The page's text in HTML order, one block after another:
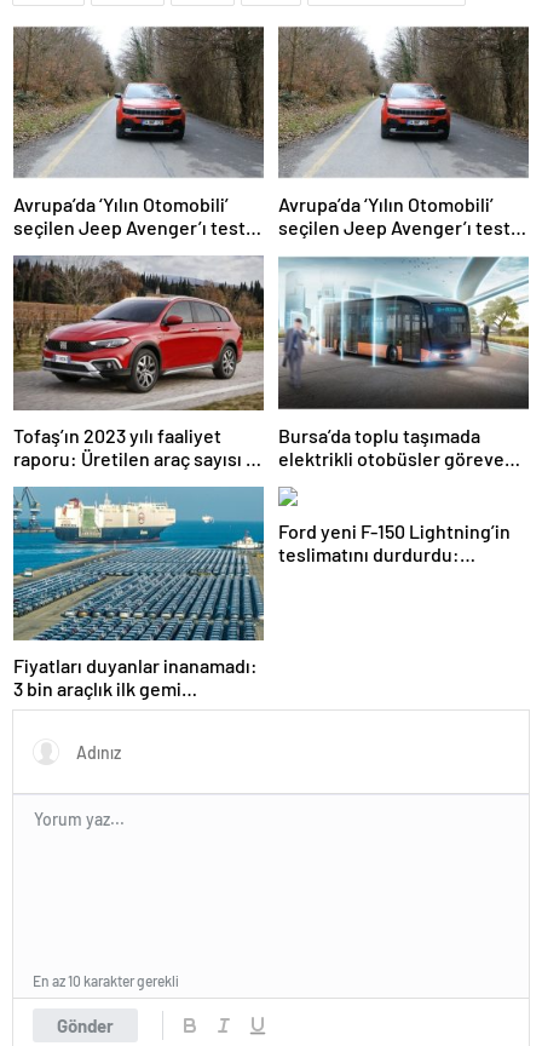
Avrupa’da ‘Yılın Otomobili’
seçilen Jeep Avenger’ı test
ettik: İşte elektrikli modele
dair tüm ayrıntılar…
Avrupa’da ‘Yılın Otomobili’
seçilen Jeep Avenger’ı test
ettik: İşte elektrikli modele
dair tüm ayrıntılar…
Tofaş’ın 2023 yılı faaliyet
raporu: Üretilen araç sayısı 7
Bursa’da toplu taşımada
elektrikli otobüsler göreve
araçlar Karsan e-ATA oldu
Fiyatları duyanlar inanamadı:
3 bin araçlık ilk gemi
Almanya’ya yanaştı! BYD
Ford yeni F-150 Lightning’in
teslimatını durdurdu:
Gönder
En az 10 karakter gerekli